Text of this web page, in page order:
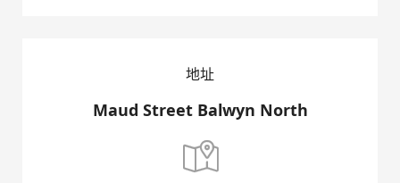
地址
Maud Street Balwyn North
